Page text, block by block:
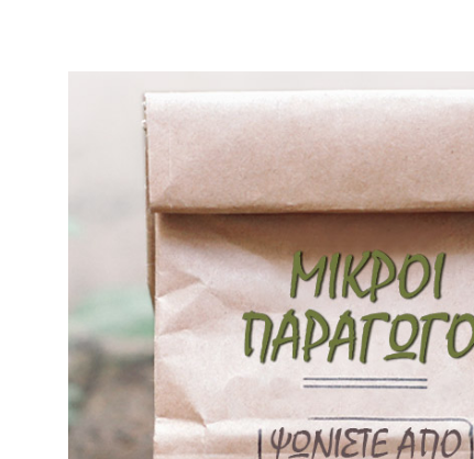
Η Αργυρώ Μπαρμπαρίγου
παραγωγούς και
διάθεση και μεράκι θα
υπέροχες δουλειές και τα
παραγωγών.
Οι Ελληνικοί συνεταιρισμοί
Στις αρχές του 20ου
οικονομικά και να
μεγαλύτερος πληθυσμός